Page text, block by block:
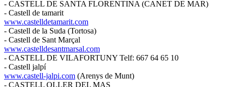
- CASTELL DE SANTA FLORENTINA (CANET DE MAR)
- Castell de tamarit
www.castelldetamarit.com
- Castell de la Suda (Tortosa)
- Castell de Sant Marçal
www.castelldesantmarsal.com
- CASTELL DE VILAFORTUNY Telf: 667 64 65 10
- Castell jalpí
www.castell-jalpi.com (Arenys de Munt)
- CASTELL OLLER DEL MAS